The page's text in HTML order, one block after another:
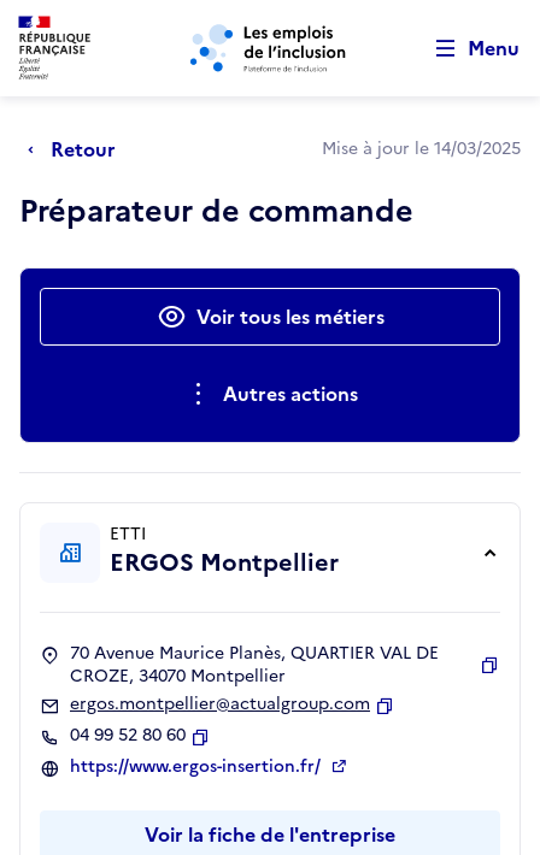
Aller au menu principal Aller au contenu principal
Menu
Retour Mise à jour le 14/03/2025
Préparateur de commande
Actions rapidesVoir tous les métiers
Autres actions
ETTI
ERGOS Montpellier
70 Avenue Maurice Planès, QUARTIER VAL DE
CROZE, 34070 Montpellier
ergos.montpellier@actualgroup.com
04 99 52 80 60
Copier
https://www.ergos-insertion.fr/
Voir la fiche de l'entreprise
Retour au début de la page
Panneau de gestion des cookies